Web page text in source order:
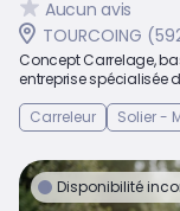
Aucun avis
TOURCOING
Concept Carrelage,
entreprise spécialisée
Carreleur
Solier -
Disponibilité